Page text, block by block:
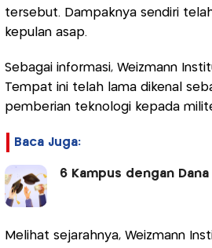
tersebut. Dampaknya sendiri
kepulan asap.
Sebagai informasi, Weizmann
Tempat ini telah lama dikenal
pemberian teknologi kepada
Baca Juga:
6 Kampus dengan
Melihat sejarahnya, Weizmann